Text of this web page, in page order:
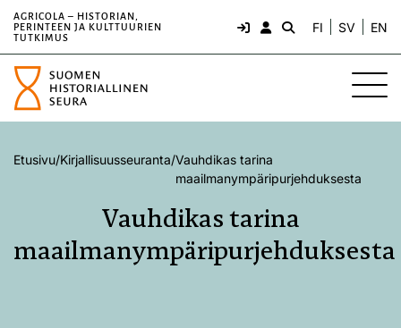
AGRICOLA – HISTORIAN,
PERINTEEN JA KULTTUURIEN
TUTKIMUS
FI SV EN
Etusivu/Kirjallisuusseuranta/Vauhdikas tarina
maailmanympäripurjehduksesta
Vauhdikas tarina
maailmanympäripurjehduksesta